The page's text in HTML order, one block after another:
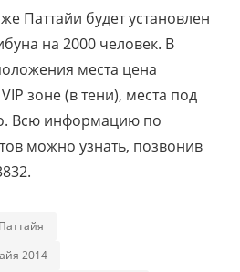
Паттайи будет установлен
на 2000 человек. В
места цена
зоне (в тени), места под
Всю информацию по
можно узнать, позвонив
2014